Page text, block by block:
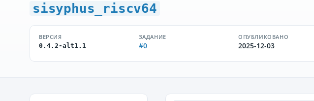
sisyphus_riscv64
ВЕРСИЯ
0.4.2-alt1.1
ЗАДАНИЕ
#0
ОПУБЛИКОВАНО
2025-12-03